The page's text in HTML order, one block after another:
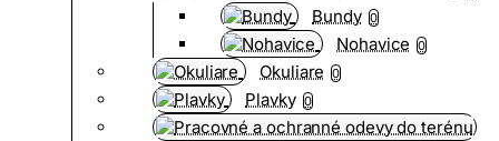
Bundy 0
Nohavice 0
Okuliare 0
Plavky 0